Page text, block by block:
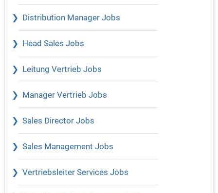
Distribution Manager Jobs
Head Sales Jobs
Leitung Vertrieb Jobs
Manager Vertrieb Jobs
Sales Director Jobs
Sales Management Jobs
Vertriebsleiter Services Jobs